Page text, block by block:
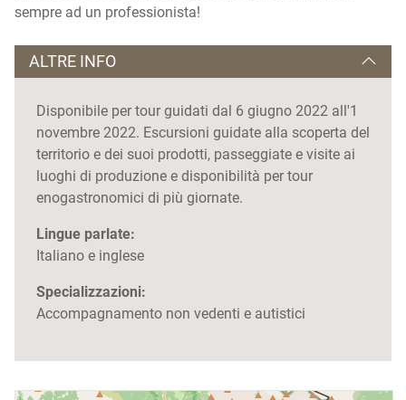
sempre ad un professionista!
ALTRE INFO
Disponibile per tour guidati dal 6 giugno 2022 all'1
novembre 2022. Escursioni guidate alla scoperta del
territorio e dei suoi prodotti, passeggiate e visite ai
luoghi di produzione e disponibilità per tour
enogastronomici di più giornate.
Lingue parlate:
Italiano e inglese
Specializzazioni:
Accompagnamento non vedenti e autistici